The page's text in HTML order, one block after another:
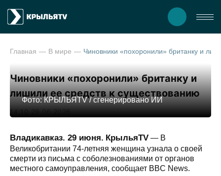
Главная В мире
Чиновники «похоронили» британку и
лишили ее средств к существованию
14:10 29.06.2026
Фото: КРЫЛЬЯTV / сгенерировано ИИ
Владикавказ. 29 июня. КрыльяTV — В
Великобритании 74-летняя женщина узнала о своей
смерти из письма с соболезнованиями от органов
местного самоуправления, сообщает BBC News.